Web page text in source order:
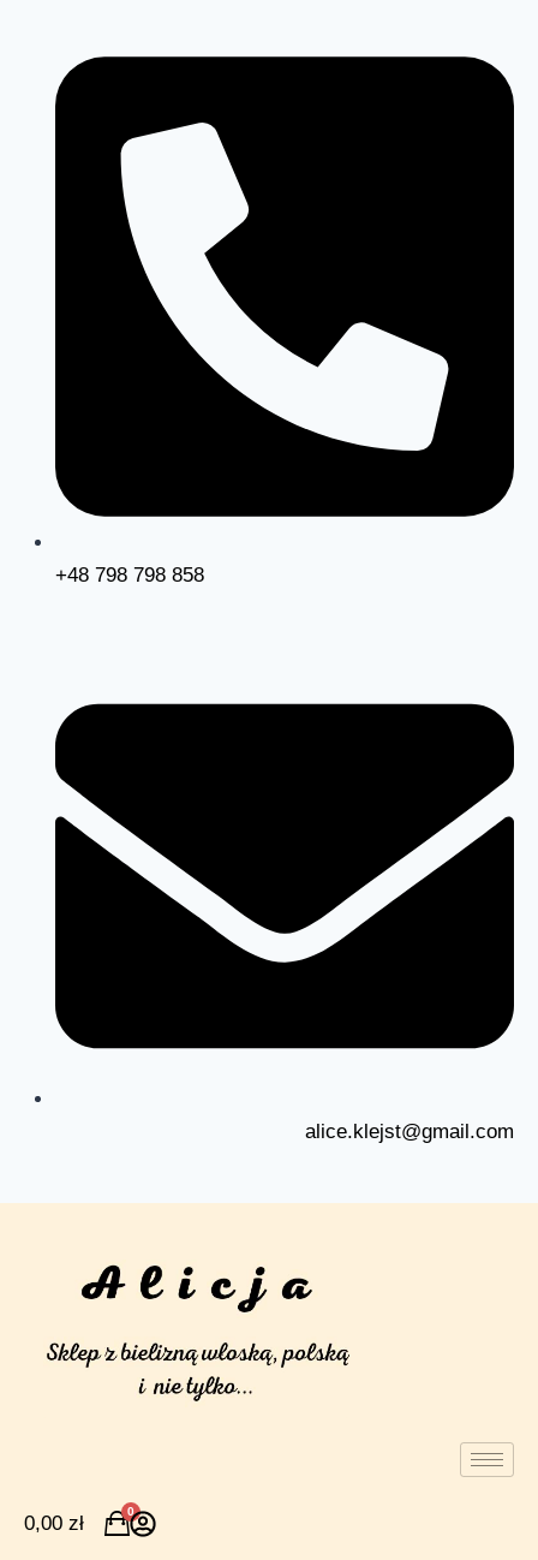
+48 798 798 858
alice.klejst@gmail.com
0,00 zł
0